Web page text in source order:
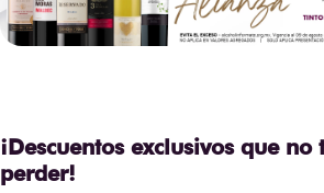
¡Descuentos exclusivos que no
perder!